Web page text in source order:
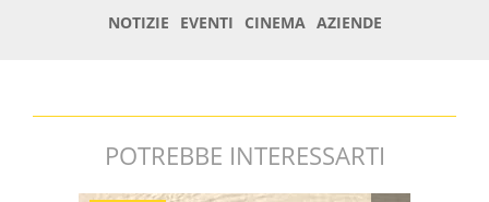
POTREBBE INTERESSARTI